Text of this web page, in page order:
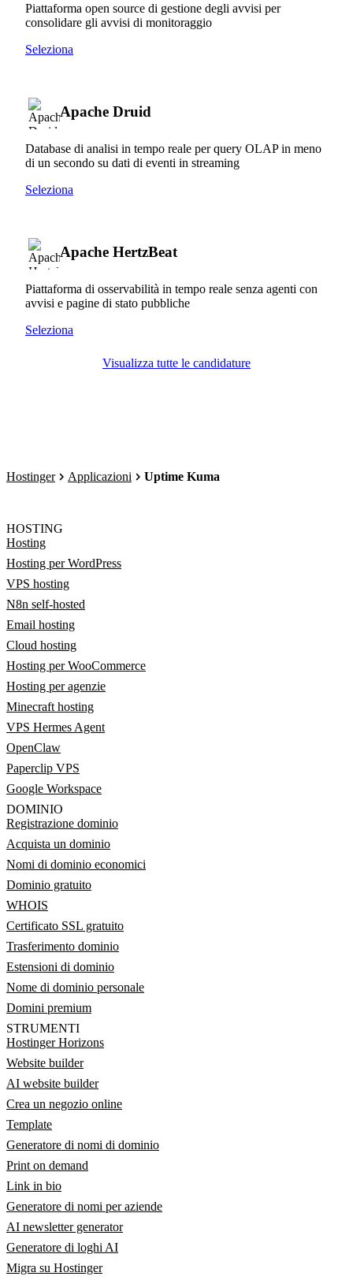
Piattaforma open source di gestione degli avvisi per
consolidare gli avvisi di monitoraggio
Seleziona
Apache Druid
Database di analisi in tempo reale per query OLAP in meno
di un secondo su dati di eventi in streaming
Seleziona
Apache HertzBeat
Piattaforma di osservabilità in tempo reale senza agenti con
avvisi e pagine di stato pubbliche
Seleziona
Visualizza tutte le candidature
Hostinger Applicazioni Uptime Kuma
HOSTING
Hosting
Hosting per WordPress
VPS hosting
N8n self-hosted
Email hosting
Cloud hosting
Hosting per WooCommerce
Hosting per agenzie
Minecraft hosting
VPS Hermes Agent
OpenClaw
Paperclip VPS
Google Workspace
DOMINIO
Registrazione dominio
Acquista un dominio
Nomi di dominio economici
Dominio gratuito
WHOIS
Certificato SSL gratuito
Trasferimento dominio
Estensioni di dominio
Nome di dominio personale
Domini premium
STRUMENTI
Hostinger Horizons
Website builder
AI website builder
Crea un negozio online
Template
Generatore di nomi di dominio
Print on demand
Link in bio
Generatore di nomi per aziende
AI newsletter generator
Generatore di loghi AI
Migra su Hostinger